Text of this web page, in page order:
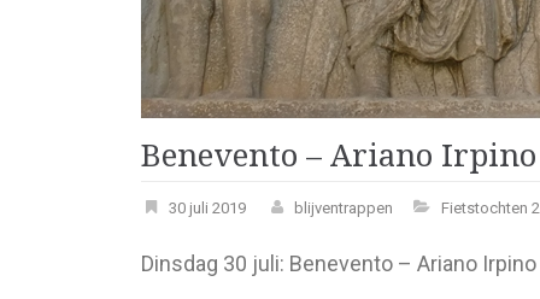
Benevento – Ariano Irpino
30 juli 2019 blijventrappen Fietstochten
Dinsdag 30 juli: Benevento – Ariano Irpino